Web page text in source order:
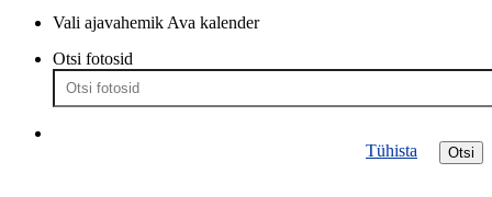
Vali ajavahemik Ava kalender
Otsi fotosid
Otsi
Tühista